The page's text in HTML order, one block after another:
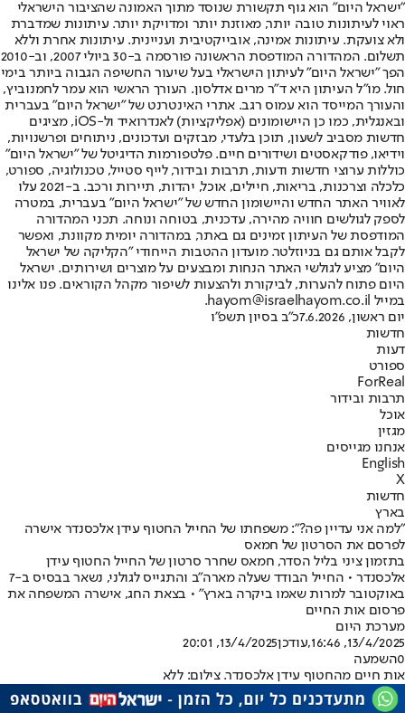
"ישראל היום" הוא גוף תקשורת שנוסד מתוך האמונה שהציבור הישראלי
ראוי לעיתונות טובה יותר, מאוזנת יותר ומדויקת יותר. עיתונות שמדברת
ולא צועקת. עיתונות אמינה, אובייקטיבית ועניינית. עיתונות אחרת וללא
תשלום. המהדורה המודפסת הראשונה פורסמה ב-30 ביולי 2007, וב-2010
הפך "ישראל היום" לעיתון הישראלי בעל שיעור החשיפה הגבוה ביותר בימי
חול. מו"ל העיתון היא ד"ר מרים אדלסון. העורך הראשי הוא עמר לחמנוביץ,
והעורך המייסד הוא עמוס רגב. אתרי האינטרנט של "ישראל היום" בעברית
ובאנגלית, כמו כן היישומונים (אפליקציות) לאנדרואיד ול-iOS, מציגים
חדשות מסביב לשעון, תוכן בלעדי, מבזקים ועדכונים, ניתוחים ופרשנויות,
וידיאו, פודקאסטים ושידורים חיים. פלטפורמות הדיגיטל של "ישראל היום"
כוללות ערוצי חדשות ודעות, תרבות ובידור, לייף סטייל, טכנולוגיה, ספורט,
כלכלה וצרכנות, בריאות, חיילים, אוכל, יהדות, תיירות ורכב. ב-2021 עלו
לאוויר האתר החדש והיישומון החדש של "ישראל היום" בעברית, במטרה
לספק לגולשים חוויה מהירה, עדכנית, בטוחה ונוחה. תכני המהדורה
המודפסת של העיתון זמינים גם באתר, במהדורה יומית מקוונת, ואפשר
לקבל אותם גם בניוזלטר. מועדון ההטבות הייחודי "הקליקה של ישראל
היום" מציע לגולשי האתר הנחות ומבצעים על מוצרים ושירותים. ישראל
היום פתוח להערות, לביקורת ולהצעות לשיפור מקהל הקוראים. פנו אלינו
במייל hayom@israelhayom.co.il.
יום ראשון, 7.6.2026
כ"ב בסיון תשפ"ו
חדשות
דעות
ספורט
ForReal
תרבות ובידור
אוכל
מגזין
אנחנו מגייסים
English
X
חדשות
בארץ
"למה אני עדיין פה?": משפחתו של החייל החטוף עידן אלכסנדר אישרה
לפרסם את הסרטון של חמאס
בתזמון ציני בליל הסדר, חמאס שחרר סרטון של החייל החטוף עידן
אלכסנדר • החייל הבודד שעלה מארה"ב והתגייס לגולני, נשאר בבסיס ב-7
באוקטובר למרות שאמו ביקרה בארץ" • בצאת החג, אישרה המשפחה את
פרסום אות החיים
מערכת היום
13/4/2025, 16:46
,עודכן13/4/2025, 20:01
0השמעה
אות חיים מהחטוף עידן אלכסנדר. צילום: ללא